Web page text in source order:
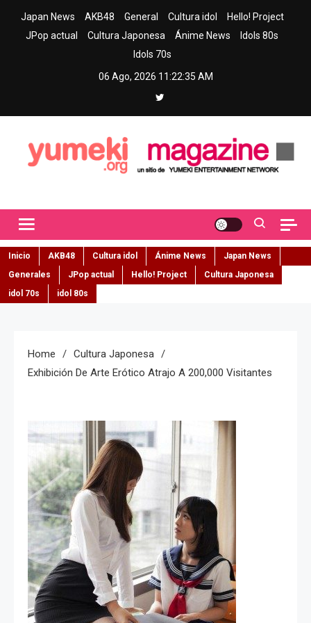
Japan News AKB48 General Cultura idol
Hello! Project
JPop actual
Cultura Japonesa Ánime News
Idols 80s
Idols 70s
06 Ago, 2026 11:22:36 AM
Inicio AKB48 Cultura idol Ánime News
Japan News
Generales
JPop actual Hello! Project
Cultura Japonesa
idol 70s
idol 80s
Home
Cultura Japonesa
Exhibición De Arte Erótico Atrajo A 200,000 Visitantes